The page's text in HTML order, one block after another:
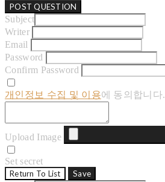
POST QUESTION
Subject
Writer
Email
Password
Confirm Password
개인정보 수집 및 이용에 동의합니다.
Upload Image
Set secret
Return To List Save